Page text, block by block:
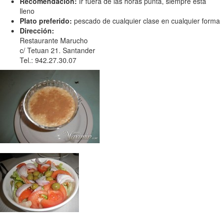
lleno
Plato preferido: pescado de cualquier clase en cualquier forma
Dirección:
Restaurante Marucho
c/ Tetuan 21. Santander
Tel.: 942.27.30.07